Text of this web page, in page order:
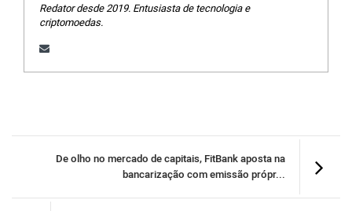
Redator desde 2019. Entusiasta de tecnologia e
criptomoedas.
De olho no mercado de capitais, FitBank aposta na
bancarização com emissão própr...